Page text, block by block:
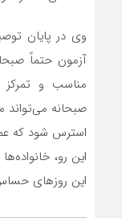
وی در پایان
آزمون حتماً
مناسب و تمرکز
صبحانه
استرس شود که
این رو،
این روزهای